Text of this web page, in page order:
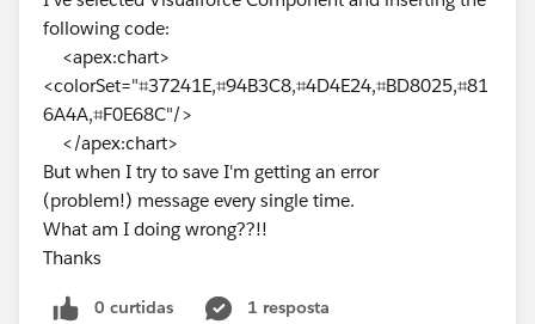
following code:
<apex:chart>
<colorSet="⌗37241E,⌗94B3C8,⌗4D4E24,⌗BD8025,⌗81
6A4A,⌗F0E68C"/>
</apex:chart>
But when I try to save I'm getting an error
(problem!) message every single time.
What am I doing wrong??!!
Thanks
0 curtidas
1 resposta